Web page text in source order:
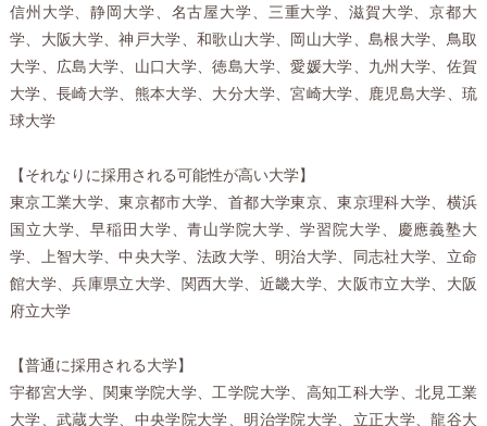
信州大学、静岡大学、名古屋大学、三重大学、滋賀大学、京都大
学、大阪大学、神戸大学、和歌山大学、岡山大学、島根大学、鳥取
大学、広島大学、山口大学、徳島大学、愛媛大学、九州大学、佐賀
大学、長崎大学、熊本大学、大分大学、宮崎大学、鹿児島大学、琉
球大学
【それなりに採用される可能性が高い大学】
東京工業大学、東京都市大学、首都大学東京、東京理科大学、横浜
国立大学、早稲田大学、青山学院大学、学習院大学、慶應義塾大
学、上智大学、中央大学、法政大学、明治大学、同志社大学、立命
館大学、兵庫県立大学、関西大学、近畿大学、大阪市立大学、大阪
府立大学
【普通に採用される大学】
宇都宮大学、関東学院大学、工学院大学、高知工科大学、北見工業
大学、武蔵大学、中央学院大学、明治学院大学、立正大学、龍谷大